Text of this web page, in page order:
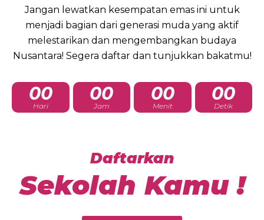
Jangan lewatkan kesempatan emas ini untuk
menjadi bagian dari generasi muda yang aktif
melestarikan dan mengembangkan budaya
Nusantara! Segera daftar dan tunjukkan bakatmu!
00
Hari
00
Jam
00
Menit
00
Detik
Daftarkan
Sekolah Kamu !